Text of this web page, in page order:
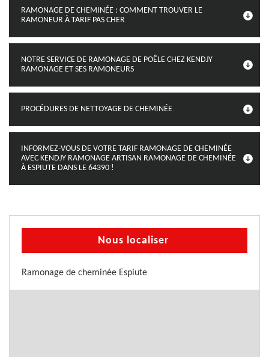
RAMONAGE DE CHEMINÉE : COMMENT TROUVER LE
RAMONEUR À TARIF PAS CHER
NOTRE SERVICE DE RAMONAGE DE POÊLE CHEZ KENDJY
RAMONAGE ET SES RAMONEURS
PROCÉDURES DE NETTOYAGE DE CHEMINÉE
INFORMEZ-VOUS DE VOTRE TARIF RAMONAGE DE CHEMINÉE
AVEC KENDJY RAMONAGE ARTISAN RAMONAGE DE CHEMINÉE
À ESPIUTE DANS LE 64390 !
Nous localiser
Ramonage de cheminée Espiute